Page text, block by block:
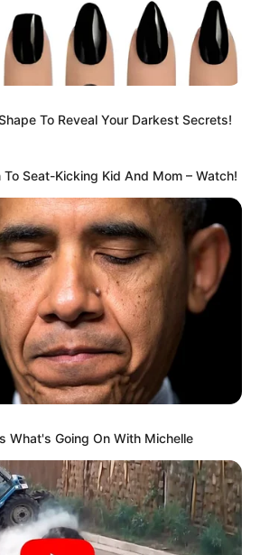
To Reveal Your Darkest Secrets!
Seat-Kicking Kid And Mom – Watch!
What's Going On With Michelle